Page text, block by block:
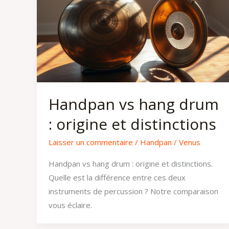
Handpan vs hang drum
: origine et distinctions
Laisser un commentaire / Handpan / Venus
Handpan vs hang drum : origine et distinctions.
Quelle est la différence entre ces deux
instruments de percussion ? Notre comparaison
vous éclaire.